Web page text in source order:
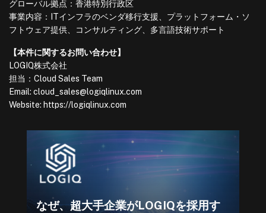
グローバル拠点：香港特別行政区
事業内容：ITインフラのベンダ移行支援、プラットフォーム・ソ
フトウェア提供、コンサルティング、多言語技術サポート
【本件に関するお問い合わせ】
LOGIQ株式会社
担当：Cloud Sales Team
Email: cloud_sales@logiqlinux.com
Website: https://logiqlinux.com
なぜ、超大手企業がLOGIQを採用す